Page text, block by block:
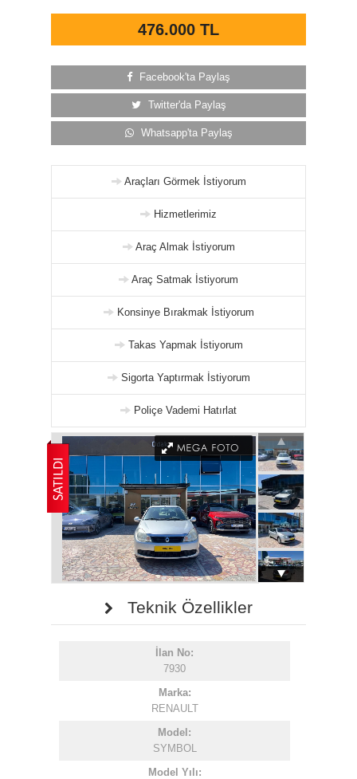
476.000 TL
Facebook'ta Paylaş
Twitter'da Paylaş
Whatsapp'ta Paylaş
Araçları Görmek İstiyorum
Hizmetlerimiz
Araç Almak İstiyorum
Araç Satmak İstiyorum
Konsinye Bırakmak İstiyorum
Takas Yapmak İstiyorum
Sigorta Yaptırmak İstiyorum
Poliçe Vademi Hatırlat
Teknik Özellikler
İlan No:
7930
Marka:
RENAULT
Model:
SYMBOL
Model Yılı: